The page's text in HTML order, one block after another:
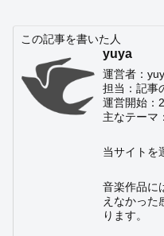
この記事を書いた人
yuya
運営者：
担当：記事
運営開始：
主なテーマ
当サイトを
音楽作品に
えなかった
ります。